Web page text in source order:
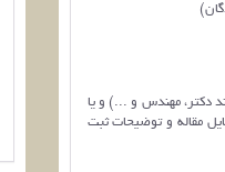
دکتر، مهندس و ...) و یا
مقاله و توضیحات ثبت